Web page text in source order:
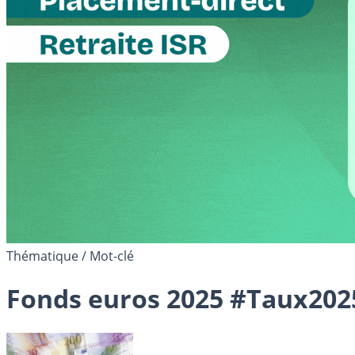
Thématique / Mot-clé
Fonds euros 2025